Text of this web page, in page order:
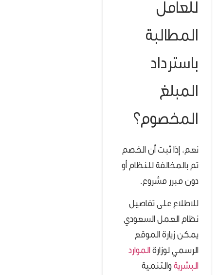
للعامل
المطالبة
باسترداد
المبلغ
المخصوم؟
نعم، إذا ثبت أن الخصم
تم بالمخالفة للنظام أو
دون مبرر مشروع.
للاطلاع على تفاصيل
نظام العمل السعودي
يمكن زيارة الموقع
الرسمي لوزارة الموارد
البشرية والتنمية